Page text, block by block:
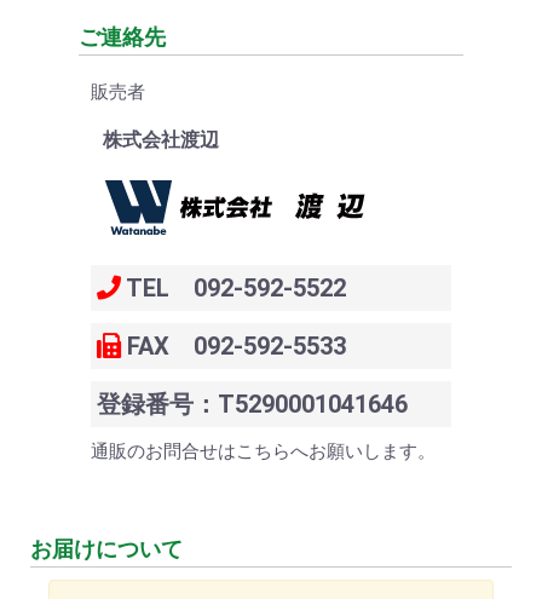
ご連絡先
販売者
株式会社渡辺
TEL 092-592-5522
FAX 092-592-5533
登録番号：T5290001041646
通販のお問合せはこちらへお願いします。
お届けについて